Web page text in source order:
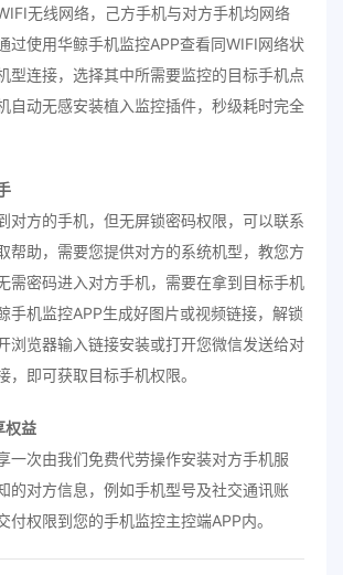
无线网络，己方手机与对方手机均网络
过使用华鲸手机监控APP查看同WIFI网络状
型连接，选择其中所需要监控的目标手机点
自动无感安装植入监控插件，秒级耗时完全
对方的手机，但无屏锁密码权限，可以联系
帮助，需要您提供对方的系统机型，教您方
需密码进入对方手机，需要在拿到目标手机
手机监控APP生成好图片或视频链接，解锁
浏览器输入链接安装或打开您微信发送给对
，即可获取目标手机权限。
权益
一次由我们免费代劳操作安装对方手机服
的对方信息，例如手机型号及社交通讯账
付权限到您的手机监控主控端APP内。